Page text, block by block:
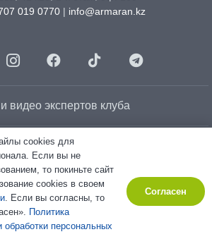
019 0770 | info@armaran.kz
видео экспертов клуба
cookie-файлов
данных
company
тексты на сайте созданы с использованием
cookies для
Если вы не
то покиньте сайт
cookies в своем
. Если вы согласны, то
Политика
персональных
Согласен